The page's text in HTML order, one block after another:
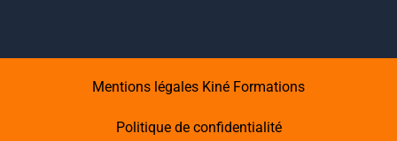
Mentions légales Kiné Formations
Politique de confidentialité